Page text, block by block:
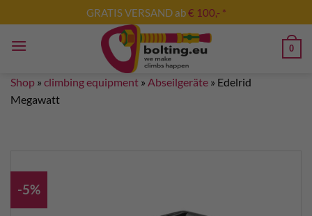
to
content
GRATIS VERSAND ab€ 100,- *
0
Shop » climbing equipment » Abseilgeräte » Edelrid
Megawatt
-5%